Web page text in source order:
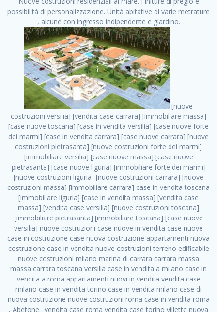
possibilità di personalizzazione. Unità abitative di varie metrature
, alcune con ingresso indipendente e giardino.
[nuove costruzioni versilia] [vendita case carrara] [immobiliare massa] [case nuove toscana] [case in vendita versilia] [case nuove forte dei marmi] [case in vendita carrara] [case nuove carrara] [nuove costruzioni pietrasanta] [nuove costruzioni forte dei marmi] [immobiliare versilia] [case nuove massa] [case nuove pietrasanta] [case nuove liguria] [immobiliare forte dei marmi] [nuove costruzioni liguria] [nuove costruzioni carrara] [nuove costruzioni massa] [immobiliare carrara] case in vendita toscana [immobiliare liguria] [case in vendita massa] [vendita case massa] [vendita case versilia] [nuove costruzioni toscana] [immobiliare pietrasanta] [immobiliare toscana] [case nuove versilia] nuove costruzioni case nuove in vendita case nuove case in costruzione case nuova costruzione appartamenti nuova costruzione case in vendita nuove costruzioni terreno edificabile nuove costruzioni milano marina di carrara carrara massa massa carrara toscana versilia case in vendita a milano case in vendita a roma appartamenti nuovi in vendita vendita case milano case in vendita torino case in vendita milano case di nuova costruzione nuove costruzioni roma case in vendita roma , Abetone . vendita case roma vendita case torino villette nuova costruzione vendita case privati cerco casa milano vendita case impresa edile vendita case genova vendita immobili vendita case nuove cerco casa ville nuova costruzione annunci case in vendita case in vendita nuova costruzione nuove case in vendita case in vendita da privati villette a schiera cerco casa in vendita case in affitto vendita nuove costruzioni costruire case affitto affitto negozio milano cerco casa roma cerco casa nuova costruzione appartamenti in costruzione, Abetone . case nuove vendita case in vendita nuove case nuove milano nuove costruzioni morena case in vendita costruzioni case case in vendita tor vergata nuova annunci vendita case case in vendita milano centro, Abetone . vendita case nuova costruzione case in vendita privati agenzia immobiliare appartamenti di nuova costruzione ville in costruzione case in vendita a opera nuova costruzione nuove costruzioni torino, Abetone . appartamenti nuovi impresa edile roma trova casa costruzioni nuove appartamenti in affitto cantieri in costruzione, Abetone . immobiliare nuove costruzioni case in vendita dragona appartamenti in vendita siti vendita case case in vendita roma nord nuovi costruzioni ville nuove in vendita nuove costruzioni in vendita trovocasa cerco casa affitto villette in vendita nuove costruzioni immobiliari nuove costruzioni bologna toscano immobiliare palermo nuovi appartamenti vendita case dragona nuova costruzione case in vendita villaggio prenestino, Abetone . case in vendita dal costruttore imprese edili torino nuove costruzioni firenze immobiliare case nuove in costruzione toscano immobiliare milano, Abetone . casanuova case in vendita acilia dragona case in vendita di nuova costruzione case in vendita da costruttore nuove costruzioni eur case e cantieri appartamenti in vendita nuova costruzione case in vendita a dragona roma case in vendita nuove case in costruzione porta portese immobiliare appartamenti cerco casa disperatamente case in vendita torresina cascine in vendita vendita immobili roma, Abetone . milano nuove costruzioni morena case in vendita costruzioni edili nuove costruzioni catania visure catastali on line gratis nuove costruzioni monza case in costruzione milano, Abetone . nuove costruzioni boccea vendita immobili milano attico immobiliare roma vendita imprese edili bergamo impresa edile bologna case in vendita a classe appartamento nuovo nuove costruzioni pietralata case costruzione case in vendita roma sud nuove costruzioni residenziali a milano appartamenti nuova costruzione milano case in vendita boccea case in vendita morena nuove costruzioni vendita immobili privati, Abetone . comprare casa nuova costruzione case in vendita con leasing case in vendita ostia antica case nuova costruzione milano appartamenti nuovi milano case nuove roma nuove costruzioni bari edilizia convenzionata case in vendita a tortona villaggio prenestino case in vendita toscano immobiliare professione casa nuove costruzioni parma impresa costruzioni nuove case nuove costruzioni bergamo vendita immobili torino ville di nuova costruzione solo affitti appartamento nuovo in vendita appartamenti nuova costruzione roma case nuova costruzione roma, Abetone . nuove costruzioni a milano case in costruzione roma impresa di costruzioni grimaldi immobiliare costruzioni villetta nuova costruzione case in vendita da imprese edili cerco casa a acquisto casa in costruzione nuove costruzioni mare costruzioni immobiliari cantieri nuove costruzioni acquisto casa nuova costruzione nuove costruzioni padova comprare casa in costruzione impresa edile napoli nuove costruzioni pescara casa risorse immobiliari, Abetone . immobili in costruzione villette nuove villette nuove in vendita gabetti imprese edili verona nuove costruzioni milano sud nuovi immobili nuove costruzioni legnano, Abetone . cantieri nuove costruzioni milano villa nuova case vendita nuove costruzioni appartamenti in vendita nuovi immobili nuovi costruttori case imprese edili brescia nuovi appartamenti milano case in vendita selva nera casa nuova retecasa case nuova costruzione in vendita monolocale imprese edili firenze imprese edili padova frimm vendita case dragona nuove costruzioni vendita imprese edili parma imprese di costruzioni milano immobiliare toscano frimm immobiliare roma case case dal costruttore acquisto terreno agricolo imprese edili italiane roma vende casa case nuove a milano nuove costruzioni a roma imprese costruzioni roma cerco casa nuova immobili di nuova costruzione case in vendita castelverde roma impresa edile palermo rent to buy roma nuove costruzioni, Abetone . tempocasa case in vendita a riscatto nuove costruzioni varese nuove costruzioni bolzano vendita case in costruzione nuove costruzioni lecce cantiere milano costruire villa imprese edili treviso impresa edile catania case in vendita roma tiburtina vendita appartamenti nuova costruzione vendita immobili commerciali case nuove in vendita milano nuove costruzioni seregno cerca casa vendita cerco casa milano vendita nuove costruzioni milano ovest vendita case nuove milano imprese edili modena nuove costruzioni milano centro case in vendita aranova nuove abitazioni, Abetone ., Abetone . nuove costruzioni brescia nuove costruzioni como appartamenti nuovi in vendita a milano case in vendita bologna nuove costruzioni appartamenti in vendita milano nuova costruzione imprese edili como morena nuove costruzioni nuove costruzioni case vendita appartamenti nuovi nuove costruzioni salerno eurekasa villette in costruzione bilocali nuovi case nuove in vendita a roma case in vendita con permuta nuove costruzioni trento impresa edile varese imprese costruzioni milano imprese edili venezia case in vendita prenestina imprese edili spa nuove costruzioni gallarate roma nuove costruzioni case in nuova costruzione nuovi case nuove in vendita a milano nuove costruzioni loano nuovi cantieri milano imprese edili novara case in vendita roma est imprese di costruzioni roma appartamenti in costruzione milano nuovi cantieri cerco casa vendita milano nuove costruzioni brugherio vendita case da imprese edili imprese edili udine nuove costruzioni direttamente dal costruttore imprese edili vicenza case in vendita a loano nuova costruzione nuove villette prezzi case nuove case in vendita in costruzione compravendita terreno agricolo cantiere, Abetone . case in vendita milano navigli costruzione nuova casa costruzioni nuove milano nuove costruzioni roma rent to buy nuove costruzioni taranto palazzo in costruzione vendita appartamenti nuova costruzione milano centro costruzioni milano case in vendita milano nuove costruzioni case in vendita milano sud impresa edile como case nuove a roma boccea case in vendita imprese edili trento nuove costruzioni buccinasco case in costruzione a milano nuove costruzioni ripamonti case in vendita a salerno nuove costruzioni nuove residenze milano case nuove vendita milano nuove costruzioni milano nord nuove costruzioni livorno vendita nuove costruzioni roma nuove costruzioni liguria costruzioni roma cerco casa roma vendita nuove costruzioni classe a impresa edile rimini nuovi annunci case in vendita nuove costruzioni magenta todini costruzioni case grezze in vendita vendita appartamenti nuovi milano case in vendita gallaratese milano nuove costruzioni arezzo, Abetone . case in vendita castelverde case nuove dal costruttore nuovo appartamento nuove costruzioni desenzano imprese edili lombardia imprese edili veneto appartamenti in costruzione roma case vendita pescara nuove costruzioni case in vendita ad acilia imprese edili verona e provincia nuove costruzioni desio appartamenti classe a milano firenze nuove costruzioni pirelli re immobiliare grandi imprese di costruzioni case in vendita torresina roma case in vendita navigli milano nuove costruzioni roma centro nuovecostruzioni appartamenti nuovi a milano impresa edile ancona nuove residenze dragona case in vendita nuove costruzioni brindisi vendita nuove costruzioni milano case in vendita arredate nuove case milano case nuove milano centro sito impresa edile nuove costruzioni montesilvano case vendita monza nuove costruzioni vendita case nuove roma impresa edile monza case in vendita vimercate nuova costruzione nuove